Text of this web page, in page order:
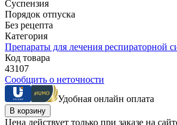
Суспензия
Порядок отпуска
Без рецепта
Категория
Препараты для лечения респираторной
Код товара
43107
Сообщить о неточности
Удобная онлайн оплата
В корзину
Цена действует только при заказе на